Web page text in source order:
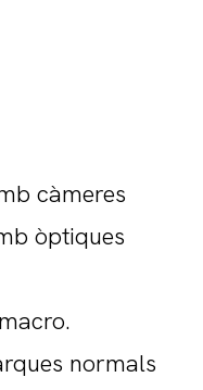
càmeres
òptiques
normals